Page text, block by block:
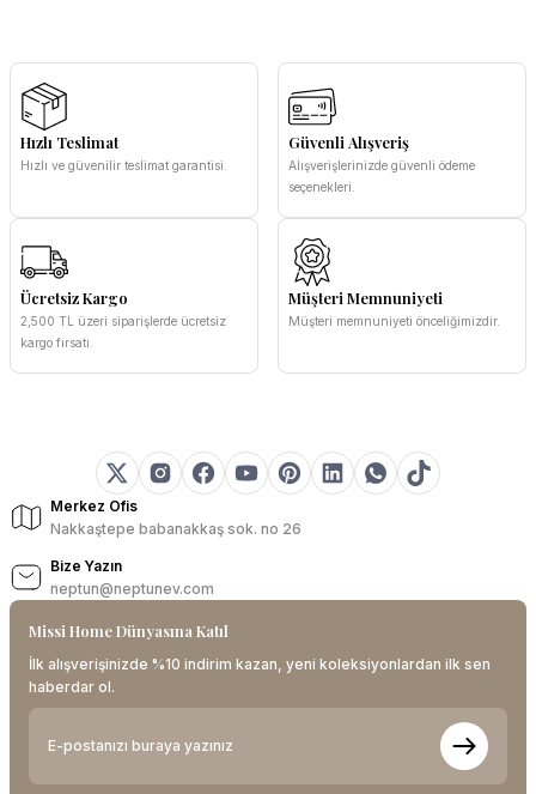
Hızlı Teslimat
Hızlı ve güvenilir teslimat garantisi.
Güvenli Alışveriş
Alışverişlerinizde güvenli ödeme
seçenekleri.
Ücretsiz Kargo
2,500 TL üzeri siparişlerde ücretsiz
kargo fırsatı.
Müşteri Memnuniyeti
Müşteri memnuniyeti önceliğimizdir.
Merkez Ofis
Nakkaştepe babanakkaş sok. no 26
Bize Yazın
neptun@neptunev.com
Missi Home Dünyasına Katıl
İlk alışverişinizde %10 indirim kazan, yeni koleksiyonlardan ilk sen
haberdar ol.